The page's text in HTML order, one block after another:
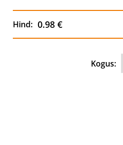
Hind: 0.98 €
Kogus: